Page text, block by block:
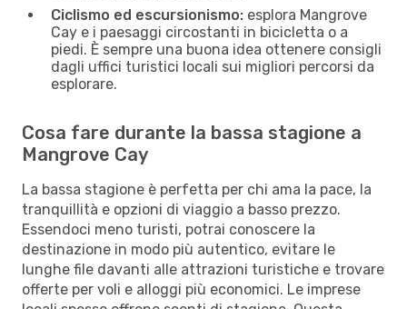
Ciclismo ed escursionismo: esplora Mangrove
Cay e i paesaggi circostanti in bicicletta o a
piedi. È sempre una buona idea ottenere consigli
dagli uffici turistici locali sui migliori percorsi da
esplorare.
Cosa fare durante la bassa stagione a
Mangrove Cay
La bassa stagione è perfetta per chi ama la pace, la
tranquillità e opzioni di viaggio a basso prezzo.
Essendoci meno turisti, potrai conoscere la
destinazione in modo più autentico, evitare le
lunghe file davanti alle attrazioni turistiche e trovare
offerte per voli e alloggi più economici. Le imprese